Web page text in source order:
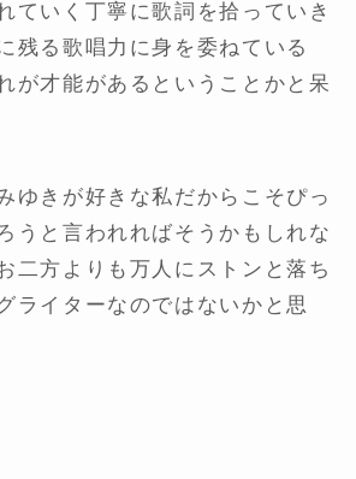
ていく丁寧に歌詞を拾っていき
残る歌唱力に身を委ねている
が才能があるということかと呆
ゆきが好きな私だからこそぴっ
うと言われればそうかもしれな
二方よりも万人にストンと落ち
ライターなのではないかと思